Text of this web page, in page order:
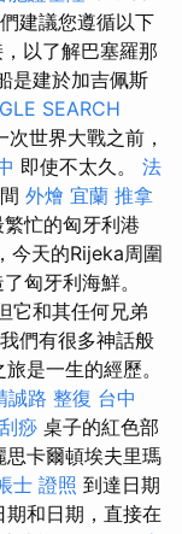
建議您遵循以下
以了解巴塞羅那
是建於加吉佩斯
SEARCH
世界大戰之前，
即使不太久。 法
外燴 宜蘭 推拿
忙的匈牙利港
今天的Rijeka周圍
匈牙利海鮮。
它和其任何兄弟
我們有很多神話般
是一生的經歷。
誠路 整復 台中
痧 桌子的紅色部
卡爾頓埃夫里瑪
士 證照 到達日期
和日期，直接在